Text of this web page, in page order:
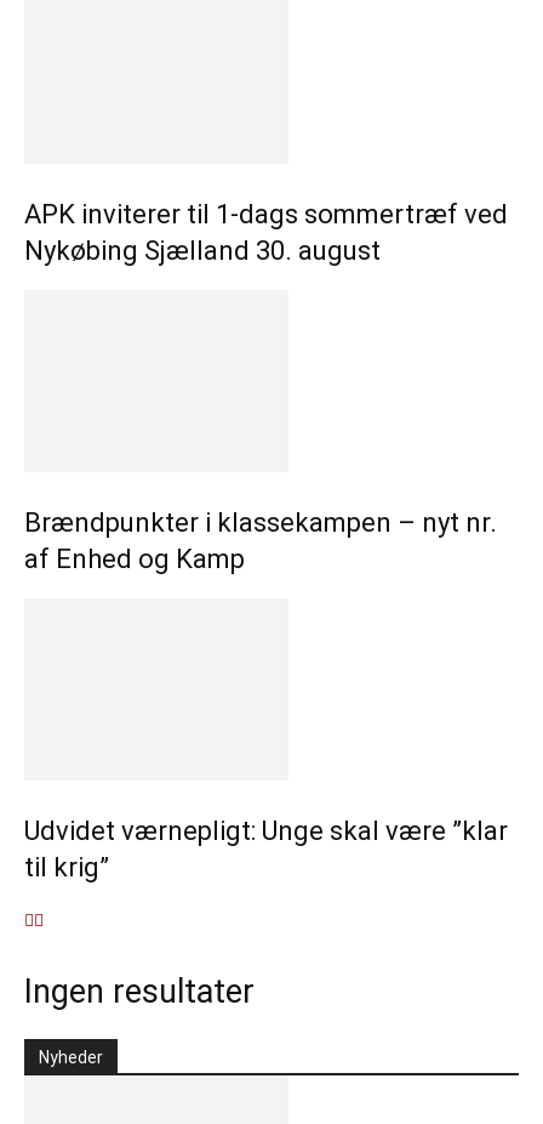
APK inviterer til 1-dags sommertræf ved
Nykøbing Sjælland 30. august
Brændpunkter i klassekampen – nyt nr.
af Enhed og Kamp
Udvidet værnepligt: Unge skal være ”klar
til krig”
Ingen resultater
Nyheder